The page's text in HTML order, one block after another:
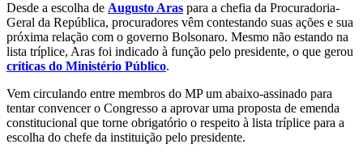
Desde a escolha de Augusto Aras para a chefia da Procuradoria-
Geral da República, procuradores vêm contestando suas ações e sua
próxima relação com o governo Bolsonaro. Mesmo não estando na
lista tríplice, Aras foi indicado à função pelo presidente, o que gerou
críticas do Ministério Público.
Vem circulando entre membros do MP um abaixo-assinado para
tentar convencer o Congresso a aprovar uma proposta de emenda
constitucional que torne obrigatório o respeito à lista tríplice para a
escolha do chefe da instituição pelo presidente.